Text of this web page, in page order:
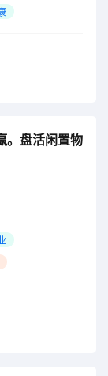
。盘活闲置物